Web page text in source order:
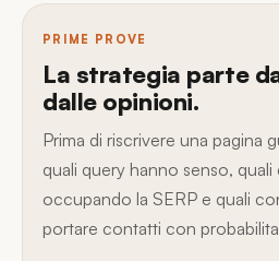
PRIME PROVE
La strategia parte
dalle opinioni.
Prima di riscrivere una pagina
quali query hanno senso,
occupando la SERP e quali
portare contatti con